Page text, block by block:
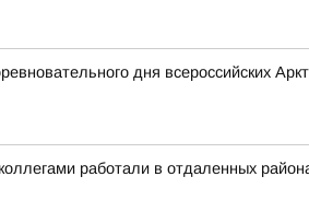
дня всероссийских
работали в отдаленных